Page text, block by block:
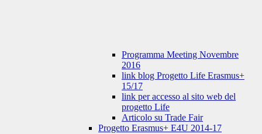
Programma Meeting Novembre
2016
link blog Progetto Life Erasmus+
15/17
link per accesso al sito web del
progetto Life
Articolo su Trade Fair
Progetto Erasmus+ E4U 2014-17